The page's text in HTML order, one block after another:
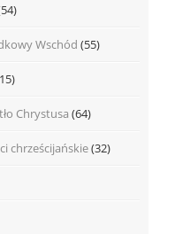
Wschód (55)
Chrystusa (64)
chrześcijańskie(32)